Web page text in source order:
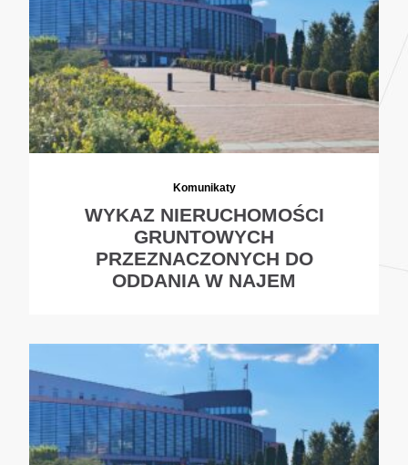
Komunikaty
WYKAZ NIERUCHOMOŚCI
GRUNTOWYCH
PRZEZNACZONYCH DO
ODDANIA W NAJEM